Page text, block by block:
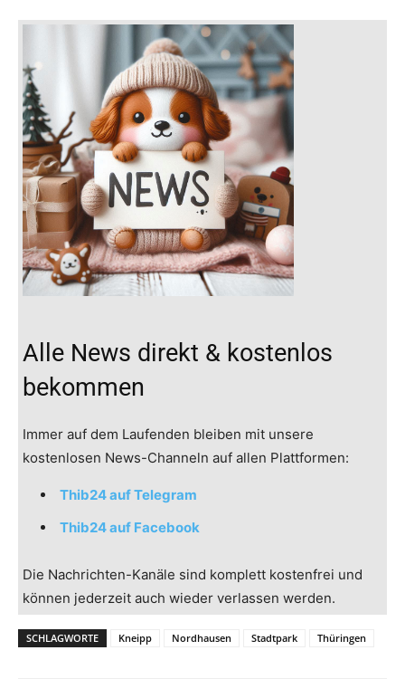
Alle News direkt & kostenlos
bekommen
Immer auf dem Laufenden bleiben mit unsere
kostenlosen News-Channeln auf allen Plattformen:
Thib24 auf Telegram
Thib24 auf Facebook
Die Nachrichten-Kanäle sind komplett kostenfrei und
können jederzeit auch wieder verlassen werden.
SCHLAGWORTE Kneipp Nordhausen Stadtpark Thüringen